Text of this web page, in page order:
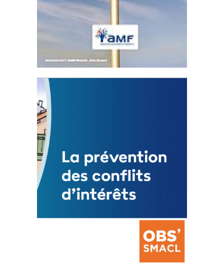
Statut de l’élu local
3 avril 2024
Mise à jour avril 2024
FEUILLETER